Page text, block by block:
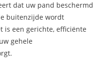
dat uw pand beschermd
buitenzijde wordt
is een gerichte, efficiënte
gehele